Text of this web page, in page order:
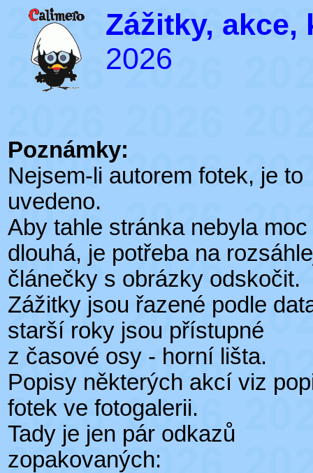
Zážitky, akce,
2026
Poznámky:
Nejsem-li autorem fotek, je to
uvedeno.
Aby tahle stránka nebyla moc
dlouhá, je potřeba na
článečky s obrázky odskočit.
Zážitky jsou řazené podle
starší roky jsou přístupné
z časové osy - horní lišta.
Popisy některých akcí viz
fotek ve fotogalerii.
Tady je jen pár odkazů
zopakovaných: